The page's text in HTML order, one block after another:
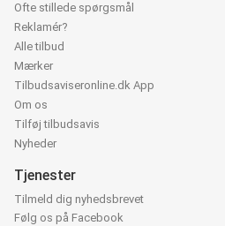
Ofte stillede spørgsmål
Reklamér?
Alle tilbud
Mærker
Tilbudsaviseronline.dk App
Om os
Tilføj tilbudsavis
Nyheder
Tjenester
Tilmeld dig nyhedsbrevet
Følg os på Facebook